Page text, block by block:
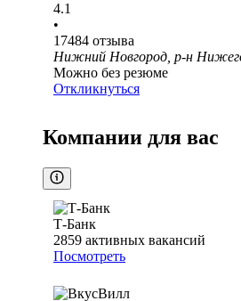
4.1
•
17484 отзыва
Нижний Новгород, р-н
Можно без резюме
Откликнуться
Компании для вас
Т-Банк
2859 активных вакансий
Посмотреть